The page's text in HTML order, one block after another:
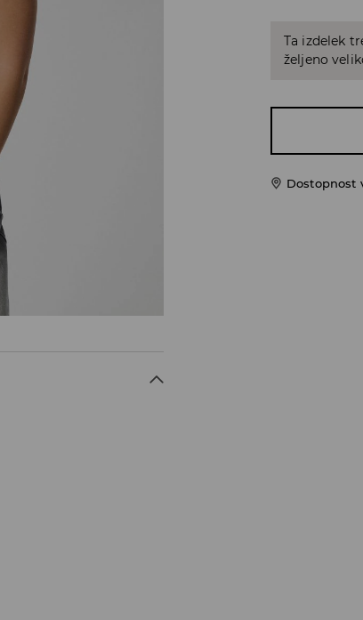
Ta izdelek
željeno
Dostopnost